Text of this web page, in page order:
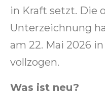
in Kraft setzt. Die
Unterzeichnung
am 22. Mai 2026
vollzogen.
Was ist neu?